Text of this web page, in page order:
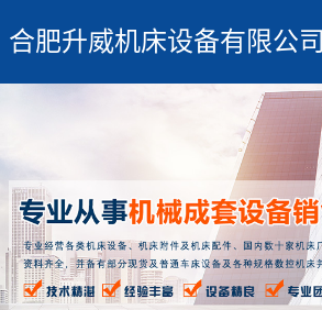
合肥升威机床设备有限公司